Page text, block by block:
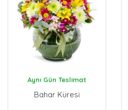
Aynı Gün Teslimat
Bahar Küresi